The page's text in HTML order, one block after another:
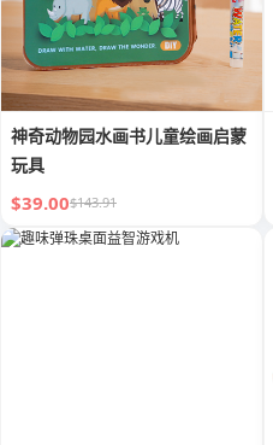
神奇动物园水画书儿童绘画启蒙
玩具
$39.00$143.91